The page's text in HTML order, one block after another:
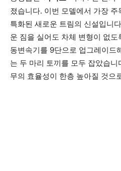
졌습니다. 이번 모델에서 가장
특화된 새로운 트림의 신설입니
운 짐을 실어도 차체 변형이 없
동변속기를 9단으로 업그레이드
는 두 마리 토끼를 모두 잡았습
무의 효율성이 한층 높아질 것으